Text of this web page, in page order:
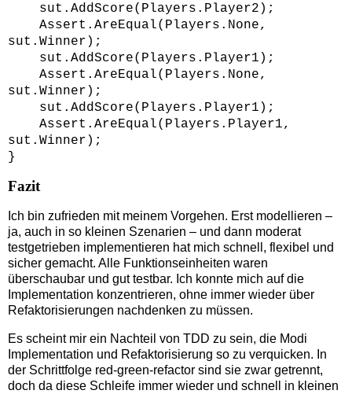
sut.AddScore(Players.Player2);
Assert.AreEqual(Players.None,
sut.Winner);
sut.AddScore(Players.Player1);
Assert.AreEqual(Players.None,
sut.Winner);
sut.AddScore(Players.Player1);
Assert.AreEqual(Players.Player1,
sut.Winner);
}
Fazit
Ich bin zufrieden mit meinem Vorgehen. Erst modellieren –
ja, auch in so kleinen Szenarien – und dann moderat
testgetrieben implementieren hat mich schnell, flexibel und
sicher gemacht. Alle Funktionseinheiten waren
überschaubar und gut testbar. Ich konnte mich auf die
Implementation konzentrieren, ohne immer wieder über
Refaktorisierungen nachdenken zu müssen.
Es scheint mir ein Nachteil von TDD zu sein, die Modi
Implementation und Refaktorisierung so zu verquicken. In
der Schrittfolge red-green-refactor sind sie zwar getrennt,
doch da diese Schleife immer wieder und schnell in kleinen